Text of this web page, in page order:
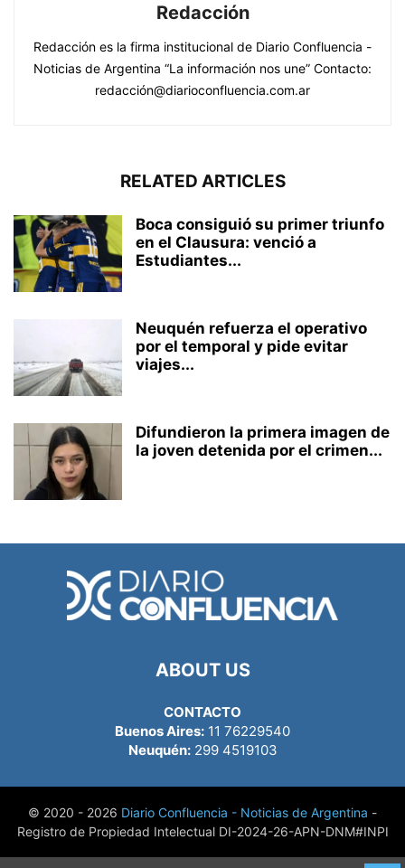
Redacción
Redacción es la firma institucional de Diario Confluencia -
Noticias de Argentina “La información nos une” Contacto:
redacción@diarioconfluencia.com.ar
RELATED ARTICLES
Boca consiguió su primer triunfo
en el Clausura: venció a
Estudiantes...
Neuquén refuerza el operativo
por el temporal y pide evitar
viajes...
Difundieron la primera imagen de
la joven detenida por el crimen...
ABOUT US
CONTACTO
Buenos Aires: 11 76229540
Neuquén:299 4519103
© 2020 - 2026 Diario Confluencia - Noticias de Argentina -
Registro de Propiedad Intelectual DI-2024-26-APN-DNM#INPI